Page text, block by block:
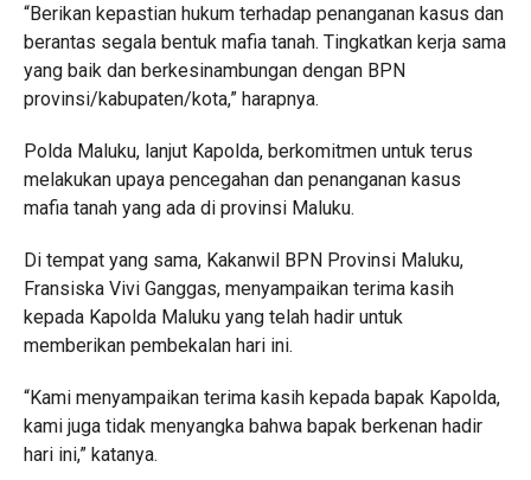
“Berikan kepastian hukum terhadap penanganan kasus dan
berantas segala bentuk mafia tanah. Tingkatkan kerja sama
yang baik dan berkesinambungan dengan BPN
provinsi/kabupaten/kota,” harapnya.
Polda Maluku, lanjut Kapolda, berkomitmen untuk terus
melakukan upaya pencegahan dan penanganan kasus
mafia tanah yang ada di provinsi Maluku.
Di tempat yang sama, Kakanwil BPN Provinsi Maluku,
Fransiska Vivi Ganggas, menyampaikan terima kasih
kepada Kapolda Maluku yang telah hadir untuk
memberikan pembekalan hari ini.
“Kami menyampaikan terima kasih kepada bapak Kapolda,
kami juga tidak menyangka bahwa bapak berkenan hadir
hari ini,” katanya.